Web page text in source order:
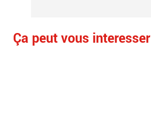
Ça peut vous interesser